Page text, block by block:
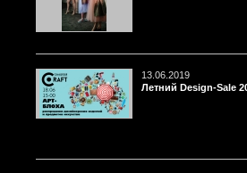
13.06.2019
Летний Design-Sale